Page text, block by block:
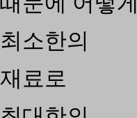
최소한의
재료로
자의성이라는
미명 아래